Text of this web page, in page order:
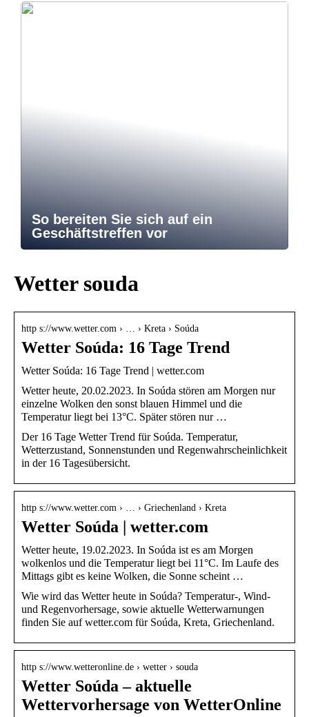
So bereiten Sie sich auf ein
Geschäftstreffen vor
Wetter souda
http s://www.wetter.com › … › Kreta › Soúda
Wetter Soúda: 16 Tage Trend
Wetter Soúda: 16 Tage Trend | wetter.com
Wetter heute, 20.02.2023. In Soúda stören am Morgen nur
einzelne Wolken den sonst blauen Himmel und die
Temperatur liegt bei 13°C. Später stören nur …
Der 16 Tage Wetter Trend für Soúda. Temperatur,
Wetterzustand, Sonnenstunden und Regenwahrscheinlichkeit
in der 16 Tagesübersicht.
http s://www.wetter.com › … › Griechenland › Kreta
Wetter Soúda | wetter.com
Wetter heute, 19.02.2023. In Soúda ist es am Morgen
wolkenlos und die Temperatur liegt bei 11°C. Im Laufe des
Mittags gibt es keine Wolken, die Sonne scheint …
Wie wird das Wetter heute in Soúda? Temperatur-, Wind-
und Regenvorhersage, sowie aktuelle Wetterwarnungen
finden Sie auf wetter.com für Soúda, Kreta, Griechenland.
http s://www.wetteronline.de › wetter › souda
Wetter Soúda – aktuelle
Wettervorhersage von WetterOnline